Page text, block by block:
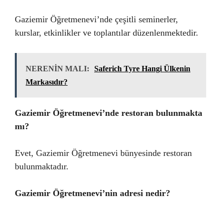
Gaziemir Öğretmenevi’nde çeşitli seminerler,
kurslar, etkinlikler ve toplantılar düzenlenmektedir.
NERENİN MALI:
Saferich Tyre Hangi Ülkenin
Markasıdır?
Gaziemir Öğretmenevi’nde restoran bulunmakta
mı?
Evet, Gaziemir Öğretmenevi bünyesinde restoran
bulunmaktadır.
Gaziemir Öğretmenevi’nin adresi nedir?